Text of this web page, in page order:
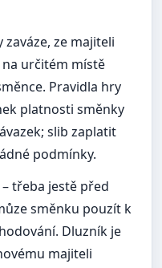
ze majiteli
určitém místě
Pravidla hry
platnosti směnky
slib zaplatit
podmínky.
třeba jestě před
směnku pouzít k
Dluzník je
majiteli